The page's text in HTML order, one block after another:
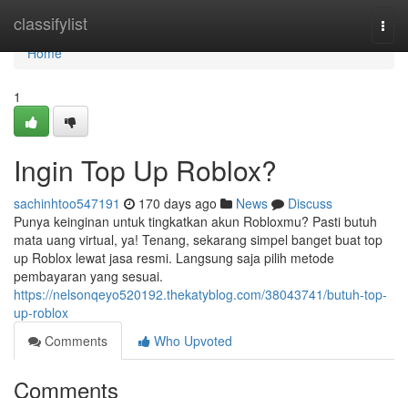
classifylist
Home
Home
1
Ingin Top Up Roblox?
sachinhtoo547191 170 days ago News
Discuss
Punya keinginan untuk tingkatkan akun Robloxmu? Pasti butuh
mata uang virtual, ya! Tenang, sekarang simpel banget buat top
up Roblox lewat jasa resmi. Langsung saja pilih metode
pembayaran yang sesuai.
https://nelsonqeyo520192.thekatyblog.com/38043741/butuh-top-
up-roblox
Comments
Who Upvoted
Comments